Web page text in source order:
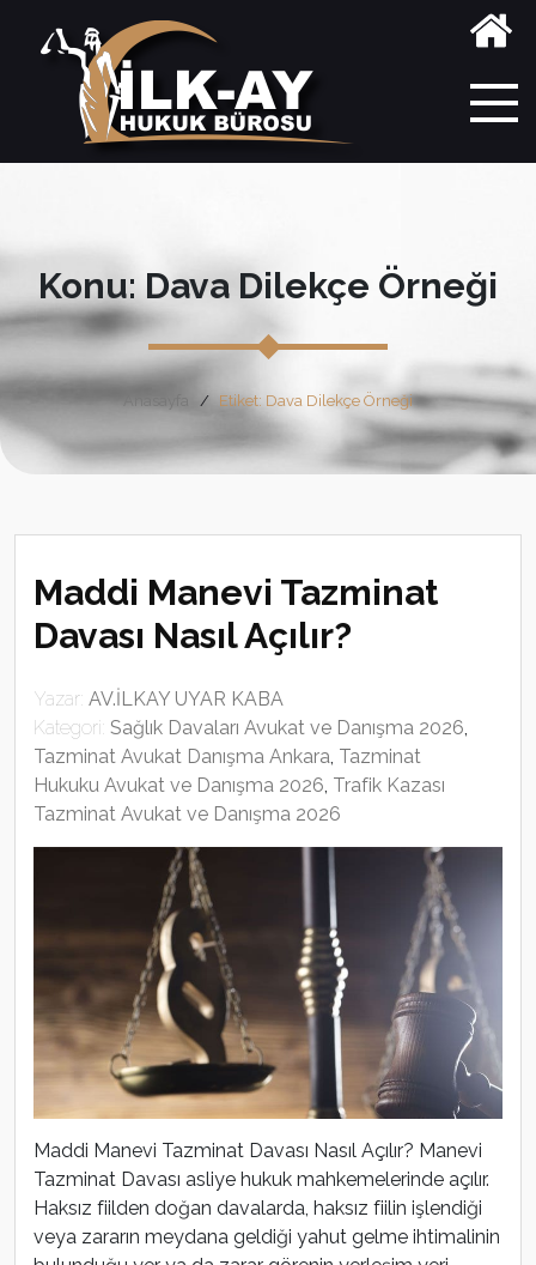
Konu: Dava Dilekçe Örneği
Etiket: Dava Dilekçe Örneği
Maddi Manevi Tazminat
Davası Nasıl Açılır?
Yazar: AV.İLKAY UYAR KABA
Kategori: Sağlık Davaları Avukat ve Danışma 2026,
Tazminat Avukat Danışma Ankara, Tazminat
Hukuku Avukat ve Danışma 2026, Trafik Kazası
Tazminat Avukat ve Danışma 2026
Maddi Manevi Tazminat Davası Nasıl Açılır? Manevi
Tazminat Davası asliye hukuk mahkemelerinde açılır.
Haksız fiilden doğan davalarda, haksız fiilin işlendiği
veya zararın meydana geldiği yahut gelme ihtimalinin